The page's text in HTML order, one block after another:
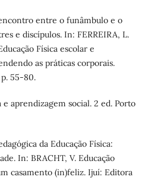
entre o funâmbulo e o
e discípulos. In: FERREIRA, L.
Física escolar e
as práticas corporais.
55-80.
e aprendizagem social. 2 ed. Porto
da Educação Física:
In: BRACHT, V. Educação
casamento (in)feliz. Ijuí: Editora